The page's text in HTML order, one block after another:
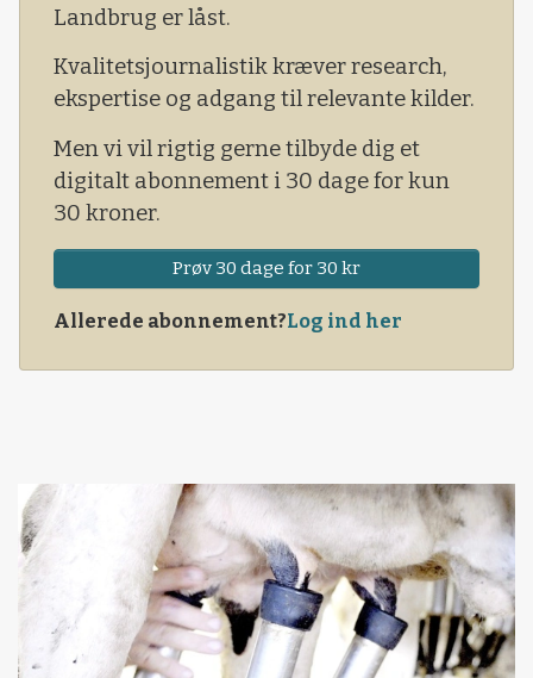
Landbrug er låst.
Kvalitetsjournalistik kræver research,
ekspertise og adgang til relevante kilder.
Men vi vil rigtig gerne tilbyde dig et
digitalt abonnement i 30 dage for kun
30 kroner.
Prøv 30 dage for 30 kr
Allerede abonnement?Log ind her